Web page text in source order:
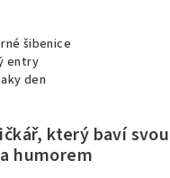
šibenice
entry
den
který baví svou
humorem